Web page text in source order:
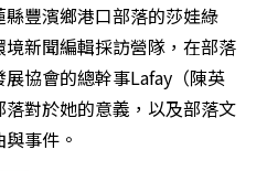
豐濱鄉港口部落的莎娃綠
新聞編輯採訪營隊，在部落
協會的總幹事Lafay（陳英
對於她的意義，以及部落文
事件。